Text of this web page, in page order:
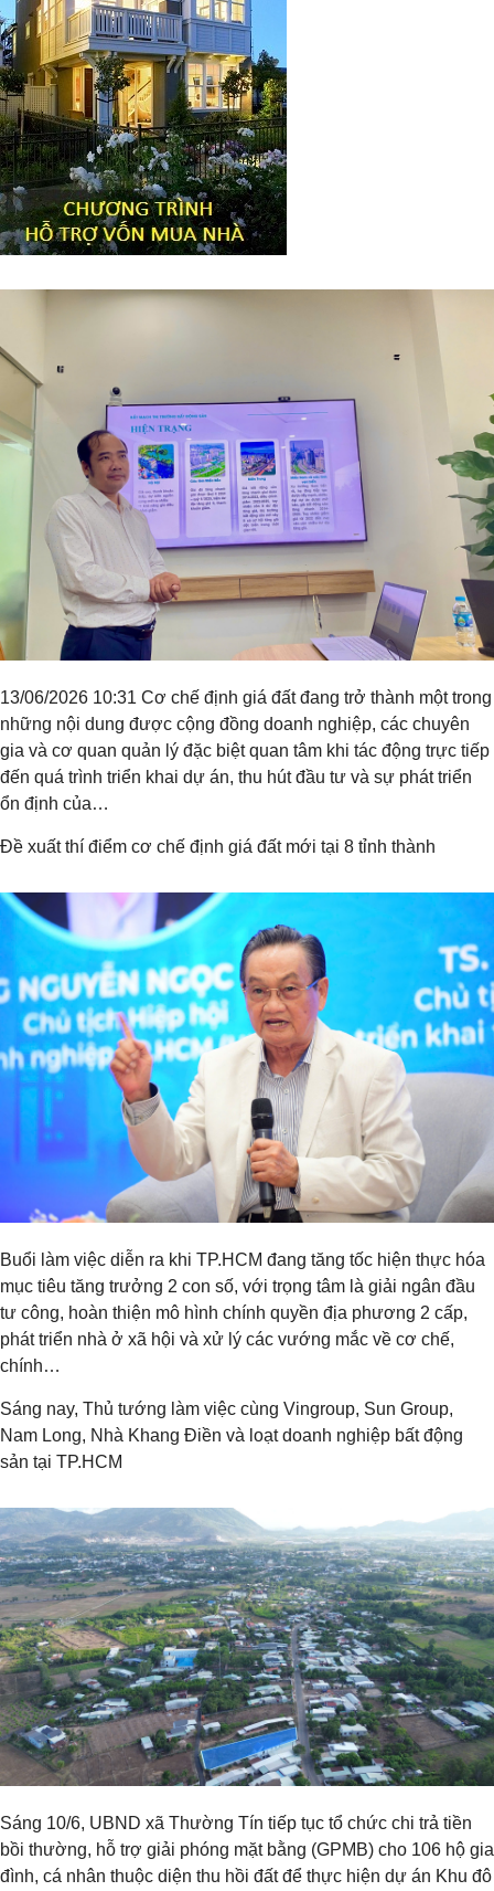
13/06/2026 10:31 Cơ chế định giá đất đang trở thành một trong
những nội dung được cộng đồng doanh nghiệp, các chuyên
gia và cơ quan quản lý đặc biệt quan tâm khi tác động trực tiếp
đến quá trình triển khai dự án, thu hút đầu tư và sự phát triển
ổn định của…
Đề xuất thí điểm cơ chế định giá đất mới tại 8 tỉnh thành
Buổi làm việc diễn ra khi TP.HCM đang tăng tốc hiện thực hóa
mục tiêu tăng trưởng 2 con số, với trọng tâm là giải ngân đầu
tư công, hoàn thiện mô hình chính quyền địa phương 2 cấp,
phát triển nhà ở xã hội và xử lý các vướng mắc về cơ chế,
chính…
Sáng nay, Thủ tướng làm việc cùng Vingroup, Sun Group,
Nam Long, Nhà Khang Điền và loạt doanh nghiệp bất động
sản tại TP.HCM
Sáng 10/6, UBND xã Thường Tín tiếp tục tổ chức chi trả tiền
bồi thường, hỗ trợ giải phóng mặt bằng (GPMB) cho 106 hộ gia
đình, cá nhân thuộc diện thu hồi đất để thực hiện dự án Khu đô